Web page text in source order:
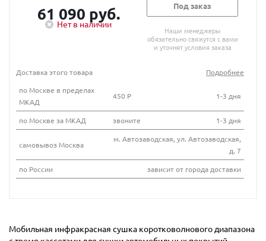
61 090 руб.
Нет в наличии
Под заказ
Наши менеджеры
обязательно свяжутся с вами
и уточнят условия заказа
Доставка этого товара
Подробнее
по Москве в пределах
МКАД
450 Р 1-3 дня
по Москве за МКАД звоните 1-3 дня
самовывоз Москва
м. Автозаводская, ул. Автозаводская,
д. 7
по России
зависит от города доставки
Мобильная инфракрасная сушка коротковолнового диапазона